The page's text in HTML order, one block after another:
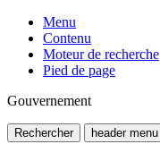
Menu
Contenu
Moteur de recherche
Pied de page
Gouvernement
Rechercher header menu